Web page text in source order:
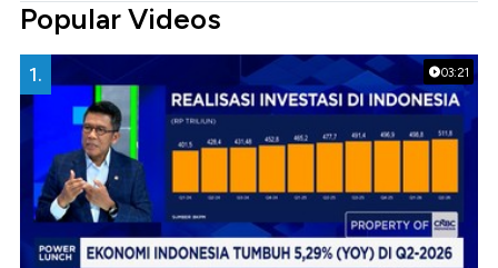
Popular Videos
03:21
1.